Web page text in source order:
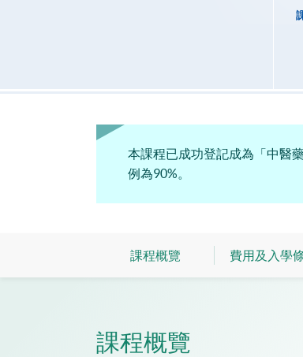
本課程已成功登記成為「中醫
例為90%。
課程概覽 費用及入學
課程概覽